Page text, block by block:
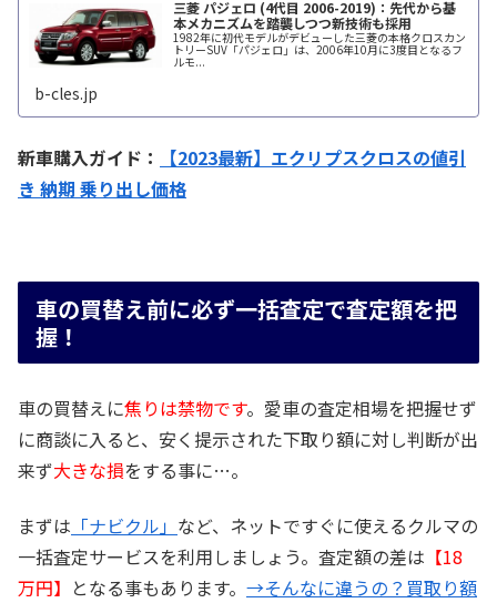
三菱 パジェロ (4代目 2006-2019)：先代から基
本メカニズムを踏襲しつつ新技術も採用
1982年に初代モデルがデビューした三菱の本格クロスカン
トリーSUV「パジェロ」は、2006年10月に3度目となるフ
ルモ...
b-cles.jp
新車購入ガイド：
【2023最新】エクリプスクロスの値引
き 納期 乗り出し価格
車の買替え前に必ず一括査定で査定額を把
握！
車の買替えに焦りは禁物です。愛車の査定相場を把握せず
に商談に入ると、安く提示された下取り額に対し判断が出
来ず大きな損をする事に…。
まずは 「ナビクル」 など、ネットですぐに使えるクルマの
一括査定サービスを利用しましょう。査定額の差は 【18
万円】 となる事もあります。 →そんなに違うの？買取り額